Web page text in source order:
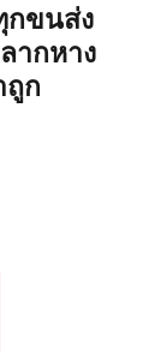
กขนส่ง
ากหาง
ถูก